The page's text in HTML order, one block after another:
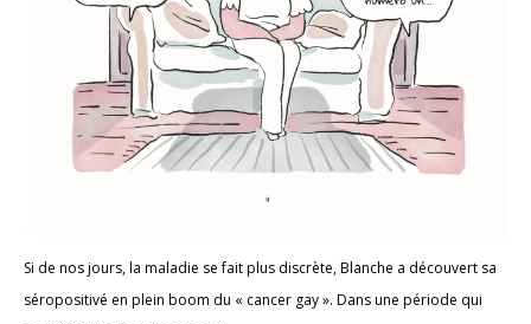
Si de nos jours, la maladie se fait plus discrète, Blanche a découvert sa
séropositivé en plein boom du « cancer gay ». Dans une période qui